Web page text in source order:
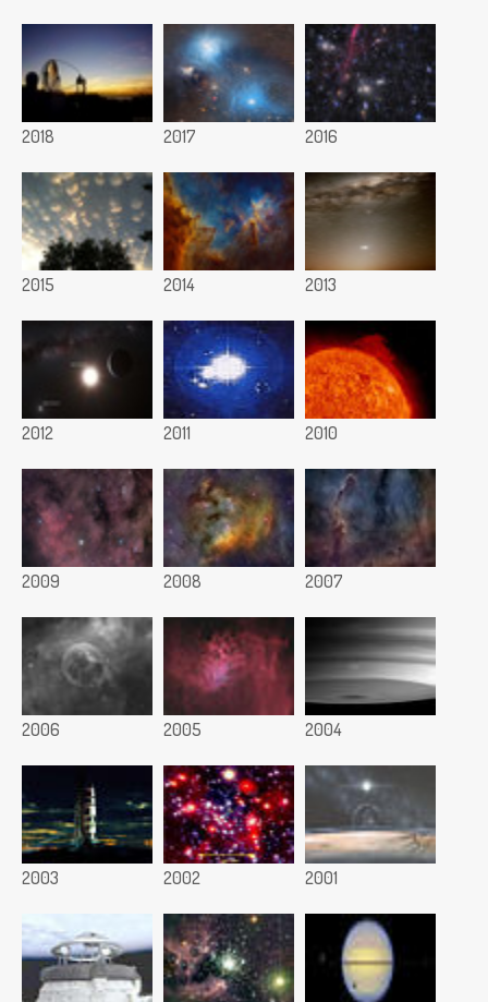
2018 2017 2016
2015 2014 2013
2012 2011 2010
2009 2008 2007
2006 2005 2004
2003 2002 2001